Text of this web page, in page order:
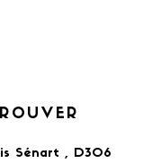
Sénart , D306